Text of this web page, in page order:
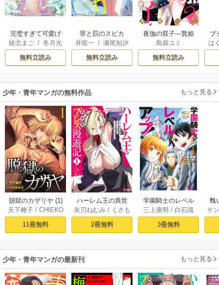
完璧すぎて可愛げ
がないと婚約破棄
された聖女は隣国
に売られる
綾北まご /冬月光
輝/昌未
無料立読み
罪と罰のスピカ
井龍一 /瀬尾知汐
無料立読み
夜伽の双子―贄姫
は二人の王子に愛
される―
島袋ユミ
無料立読み
ブ
復
は
少年・青年マンガの無料作品 もっと見る
脱獄のカザリヤ (1)
天下雌子/ CHIEKO
11冊無料
ハーレム王の異世
界プレス漫遊記 ～
最強無双のおじさ
んはあらゆる種族
ミック） 1巻
灰刃ねむみ / くさも
ち
2冊無料
学園騎士のレベル
アップ！レベル100
0超えの転生者、落
ちこぼれクラスに
（コミック） ： 1
三上康明 / 白石識
3冊無料
醜
同
サ
少年・青年マンガの最新刊 もっと見る